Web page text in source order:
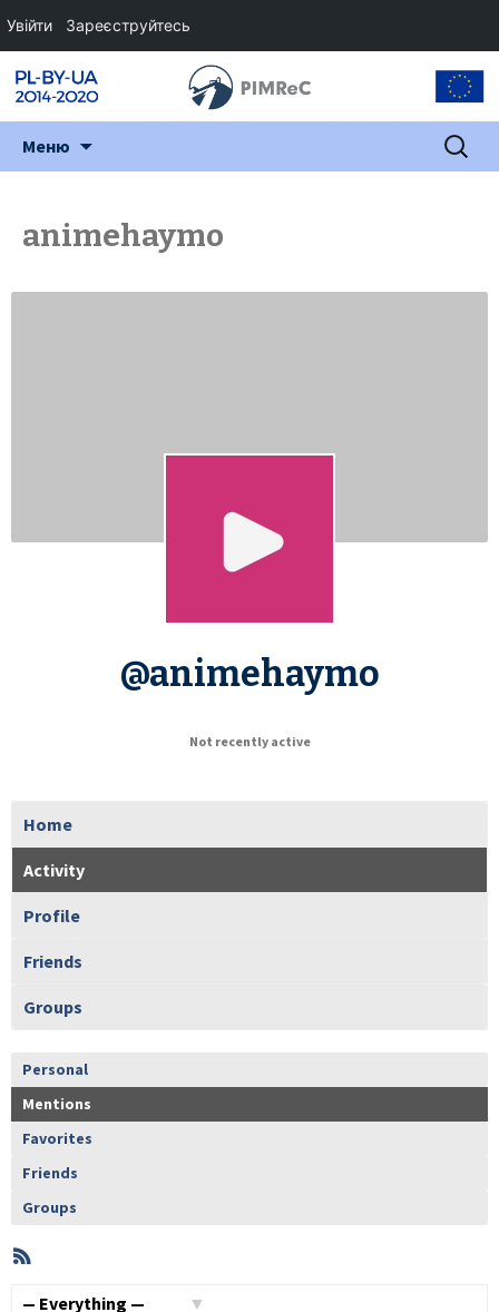
Меню Пошук:
animehaymo
@animehaymo
Not recently active
Home
Activity
Profile
Friends
Groups
Personal
Mentions
Favorites
Friends
Groups
Member
Увійти Зареєструйтесь